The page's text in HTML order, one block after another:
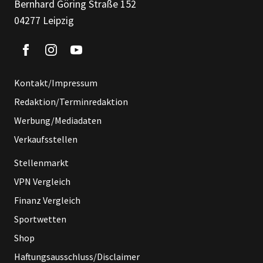
Bernhard Göring Straße 152
04277 Leipzig
Kontakt/Impressum
Redaktion/Terminredaktion
Werbung/Mediadaten
Verkaufsstellen
Stellenmarkt
VPN Vergleich
Finanz Vergleich
Sportwetten
Shop
Haftungsausschluss/Disclaimer